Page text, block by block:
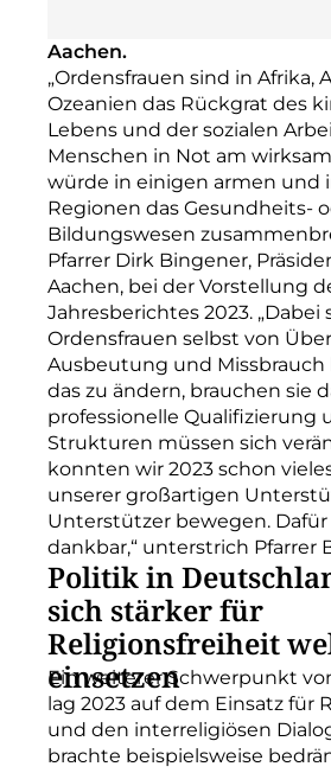
Aachen.
„Ordensfrauen sind in Afrika,
Ozeanien das Rückgrat des
Lebens und der sozialen
Menschen in Not am
würde in einigen armen und
Regionen das Gesundheits-
Bildungswesen
Pfarrer Dirk Bingener,
Aachen, bei der Vorstellung
Jahresberichtes 2023. „Dabei
Ordensfrauen selbst von
Ausbeutung und Missbrauch
das zu ändern, brauchen sie
professionelle Qualifizierung
Strukturen müssen sich
konnten wir 2023 schon
unserer großartigen
Unterstützer bewegen.
dankbar,“ unterstrich Pfarrer
Politik in
sich stärker für
Religionsfreiheit
einsetzen
Ein weiterer Schwerpunkt
lag 2023 auf dem Einsatz für
und den interreligiösen
brachte beispielsweise